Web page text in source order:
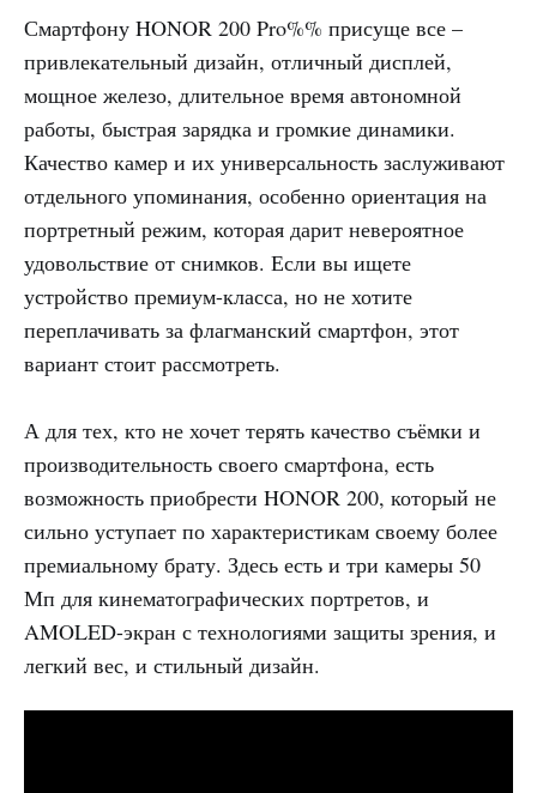
Смартфону HONOR 200 Pro%% присуще все –
привлекательный дизайн, отличный дисплей,
мощное железо, длительное время автономной
работы, быстрая зарядка и громкие динамики.
Качество камер и их универсальность заслуживают
отдельного упоминания, особенно ориентация на
портретный режим, которая дарит невероятное
удовольствие от снимков. Если вы ищете
устройство премиум-класса, но не хотите
переплачивать за флагманский смартфон, этот
вариант стоит рассмотреть.
А для тех, кто не хочет терять качество съёмки и
производительность своего смартфона, есть
возможность приобрести HONOR 200, который не
сильно уступает по характеристикам своему более
премиальному брату. Здесь есть и три камеры 50
Мп для кинематографических портретов, и
AMOLED-экран с технологиями защиты зрения, и
легкий вес, и стильный дизайн.